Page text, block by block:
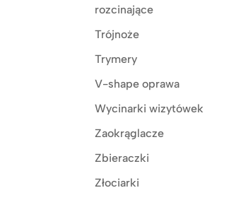
rozcinające
Trójnoże
Trymery
V-shape oprawa
Wycinarki wizytówek
Zaokrąglacze
Zbieraczki
Złociarki